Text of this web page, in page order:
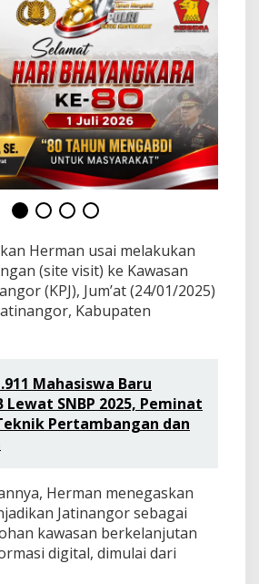
r
J
a
d
i
W
i
l
a
y
a
h
P
e
c
o
n
t
o
T
r
a
n
o
r
m
a
s
Herman usai melakukan
(site visit) ke Kawasan
(KPJ), Jum’at (24/01/2025)
Kabupaten
Mahasiswa Baru
SNBP 2025, Peminat
Pertambangan dan
Herman menegaskan
Jatinangor sebagai
kawasan berkelanjutan
digital, dimulai dari